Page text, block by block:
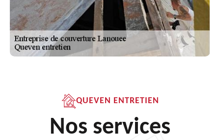
QUEVEN ENTRETIEN
Nos services